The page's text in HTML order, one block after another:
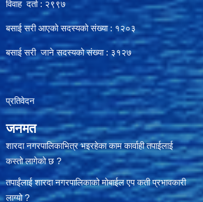
विवाह दर्ता : २९९७
बसाई सरी आएको सदस्यको संख्या : १२०३
बसाई सरी जाने सदस्यको संख्या : ३१२७
प्रतिवेदन
जनमत
शारदा नगरपालिकाभित्र भइरहेका काम कार्वाही तपाईलाई
कस्तो लागेको छ ?
तपाईंलाई शारदा नगरपालिकाको मोबाईल एप कती प्रभावकारी
लाग्यो ?